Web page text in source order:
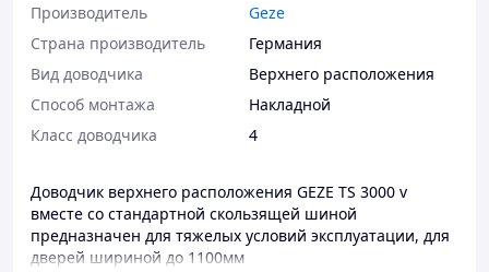
Производитель
Geze
Страна производитель
Германия
Вид доводчика
Верхнего расположения
Способ монтажа
Накладной
Класс доводчика
4
Доводчик верхнего расположения GEZE TS 3000 v
вместе со стандартной скользящей шиной
предназначен для тяжелых условий эксплуатации, для
дверей шириной до 1100мм